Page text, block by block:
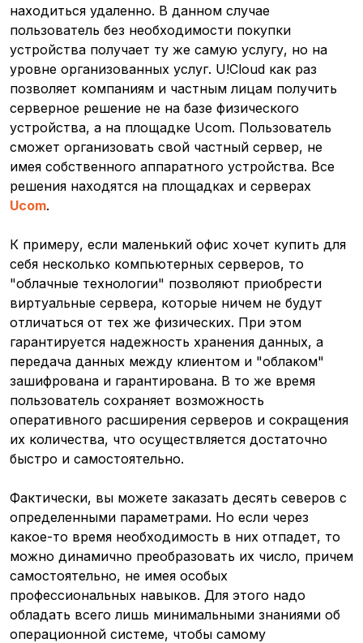
находиться удаленно. В данном случае
пользователь без необходимости покупки
устройства получает ту же самую услугу, но на
уровне организованных услуг. U!Cloud как раз
позволяет компаниям и частным лицам получить
серверное решение не на базе физического
устройства, а на площадке Ucom. Пользователь
сможет организовать свой частный сервер, не
имея собственного аппаратного устройства. Все
решения находятся на площадках и серверах
Ucom.
К примеру, если маленький офис хочет купить для
себя несколько компьютерных серверов, то
"облачные технологии" позволяют приобрести
виртуальные сервера, которые ничем не будут
отличаться от тех же физических. При этом
гарантируется надежность хранения данных, а
передача данных между клиентом и "облаком"
зашифрована и гарантирована. В то же время
пользователь сохраняет возможность
оперативного расширения серверов и сокращения
их количества, что осуществляется достаточно
быстро и самостоятельно.
Фактически, вы можете заказать десять северов с
определенными параметрами. Но если через
какое-то время необходимость в них отпадет, то
можно динамично преобразовать их число, причем
самостоятельно, не имея особых
профессиональных навыков. Для этого надо
обладать всего лишь минимальными знаниями об
операционной системе, чтобы самому